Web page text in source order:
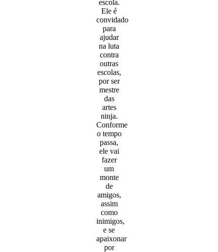
escola.
Ele é
convidado
para
ajudar
na luta
contra
outras
escolas,
por ser
mestre
das
artes
ninja.
Conforme
o tempo
passa,
ele vai
fazer
um
monte
de
amigos,
assim
como
inimigos,
e se
apaixonar
por